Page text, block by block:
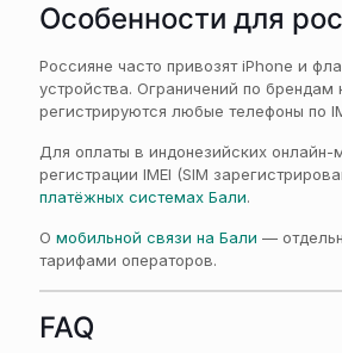
Особенности для
Россияне часто привозят iPhone и
устройства. Ограничений по брендам
регистрируются любые телефоны по
Для оплаты в индонезийских онлайн-
регистрации IMEI (SIM
платёжных системах Бали.
О мобильной связи на Бали —
тарифами операторов.
FAQ